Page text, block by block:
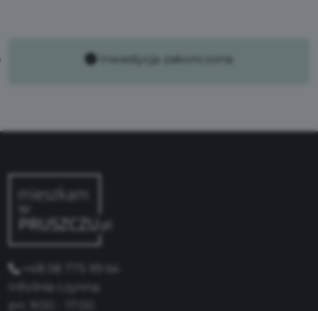
Inwestycja zakończona
+48 58 775 99 64
Infolinia czynna: